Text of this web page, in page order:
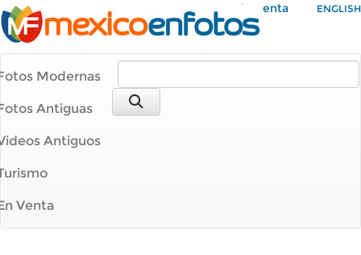
Mi Cuenta ENGLISH
Modernas
Antiguas
Antiguos
Venta